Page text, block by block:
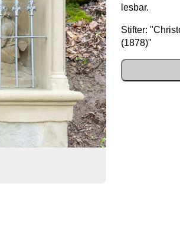
Next
lesbar.
Stifter:
(1878)"